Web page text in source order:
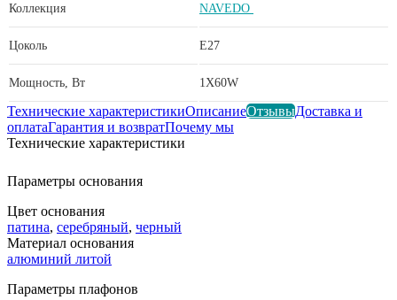
Коллекция NAVEDO
Цоколь E27
Мощность, Вт 1X60W
Технические характеристикиОписаниеОтзывыДоставка и
оплатаГарантия и возвратПочему мы
Технические характеристики
Параметры основания
Цвет основания
патина, серебряный, черный
Материал основания
алюминий литой
Параметры плафонов